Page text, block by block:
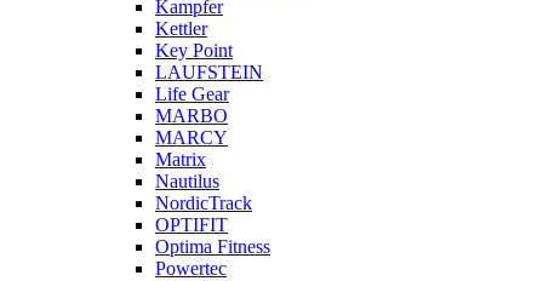
Kampfer
Kettler
Key Point
LAUFSTEIN
Life Gear
MARBO
MARCY
Matrix
Nautilus
NordicTrack
OPTIFIT
Optima Fitness
Powertec